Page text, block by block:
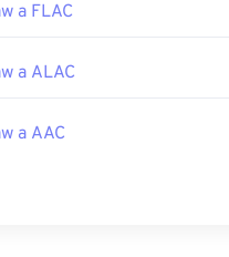
a FLAC
a ALAC
a AAC